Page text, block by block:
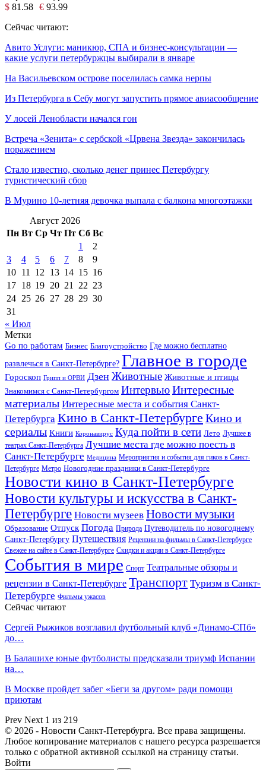
$ 81.58 € 93.99
Сейчас читают:
Авито Услуги: маникюр, СПА и бизнес-консультации —
какие услуги петербуржцы выбирали в январе
На Васильевском острове поселилась самка нерпы
Из Петербурга в Себу могут запустить прямое авиасообщение
У лосей Ленобласти начался гон
Встреча «Зенита» с сербской «Црвена Звезда» закончилась
поражением
Стало известно, сколько денег принес Петербургу
туристический сбор
В Мурино 10-летняя девочка выпала с балкона многоэтажки
Август 2026
Пн Вт Ср Чт Пт Сб Вс
1
2
3
4 5 6 7 8
9
10 11 12 13 14 15 16
17 18 19 20 21 22 23
24 25 26 27 28 29 30
31
« Июл
Метки
Go по работам Бизнес Благоустройство Где можно бесплатно
развлечься в Санкт-Петербурге? Главное в городе
Гороскоп Грипп и ОРВИ Дзен Животные Животные и птицы
Знакомимся с Санкт-Петербургом ИнтервьюИнтересные
материалы Интересные места и события Санкт-
Петербурга Кино в Санкт-Петербурге Кино и
сериалы Книги Коронавирус Куда пойти в сети Лето Лучшее в
театрах Санкт-Петербурга Лучшие места где можно поесть в
Санкт-Петербурге Медицина Мероприятия и события для гиков в Санкт-
Петербурге Метро Новогодние праздники в Санкт-Петербурге
Новости кино в Санкт-Петербурге
Новости культуры и искусства в Санкт-
Петербурге Новости музеев Новости музыки
Образование Отпуск Погода Природа Путеводитель по новогоднему
Санкт-Петербургу Путешествия Рецензии на фильмы в Санкт-Петербурге
Свежее на сайте в Санкт-Петербурге Скидки и акции в Санкт-Петербурге
События в мире Спорт Театральные обзоры и
рецензии в Санкт-Петербурге Транспорт Туризм в Санкт-
Петербурге Фильмы ужасов
Сейчас читают
Сергей Рыжиков возглавил футбольный клуб «Динамо-СПб»
до…
В Балашихе юные футболисты предсказали триумф Испании
на…
В Москве пройдет забег «Беги за другом» ради помощи
приютам
Prev Next 1 из 219
© 2026 - Новости Санкт-Петербурга. Все права защищены.
Любое копирование материалов с нашего ресурса разрешается
только с обратной активной ссылкой на страницу статьи.
Войти